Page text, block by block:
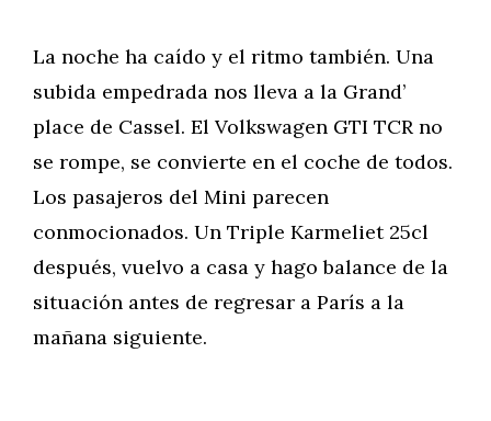
La noche ha caído y el ritmo también. Una
subida empedrada nos lleva a la Grand’
place de Cassel. El Volkswagen GTI TCR no
se rompe, se convierte en el coche de todos.
Los pasajeros del Mini parecen
conmocionados. Un Triple Karmeliet 25cl
después, vuelvo a casa y hago balance de la
situación antes de regresar a París a la
mañana siguiente.